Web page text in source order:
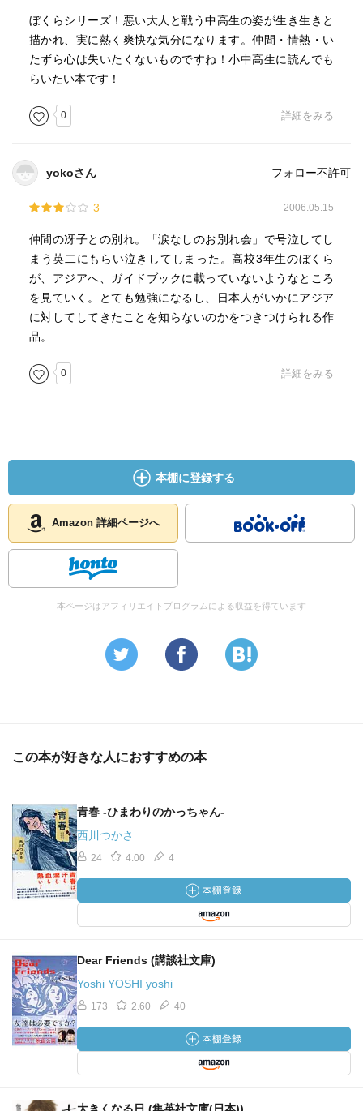
ぼくらシリーズ！悪い大人と戦う中高生の姿が生き生きと
描かれ、実に熱く爽快な気分になります。仲間・情熱・い
たずら心は失いたくないものですね！小中高生に読んでも
らいたい本です！
0 詳細をみる
yokoさん フォロー不許可
3 2006.05.15
仲間の冴子との別れ。「涙なしのお別れ会」で号泣してし
まう英二にもらい泣きしてしまった。高校3年生のぼくら
が、アジアへ、ガイドブックに載っていないようなところ
を見ていく。とても勉強になるし、日本人がいかにアジア
に対してしてきたことを知らないのかをつきつけられる作
品。
0 詳細をみる
本棚に登録する
Amazon 詳細ページへ
本ページはアフィリエイトプログラムによる収益を得ています
この本が好きな人におすすめの本
青春 -ひまわりのかっちゃん-
西川つかさ
24 4.00 4
Dear Friends (講談社文庫)
Yoshi YOSHI yoshi
173 2.60 40